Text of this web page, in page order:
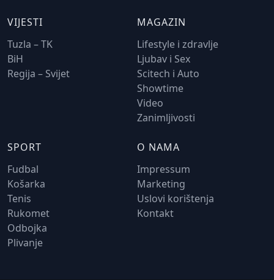
VIJESTI
Tuzla – TK
BiH
Regija – Svijet
MAGAZIN
Lifestyle i zdravlje
Ljubav i Sex
Scitech i Auto
Showtime
Video
Zanimljivosti
SPORT
Fudbal
Košarka
Tenis
Rukomet
Odbojka
Plivanje
O NAMA
Impressum
Marketing
Uslovi korištenja
Kontakt